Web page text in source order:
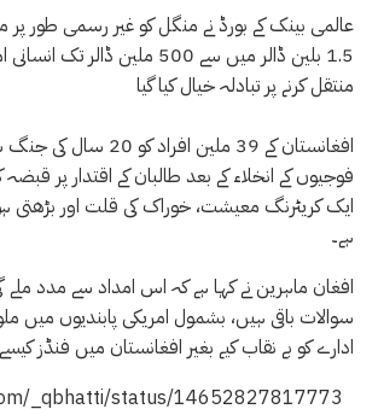
عالمی بینک کے بورڈ نے منگل کو غیر رسمی طور
1.5 بلین ڈالر میں سے 500 ملین
منتقل کرنے پر تبادلہ خیال کیا گیا
افغانستان کے 39 ملین
فوجیوں کے انخلاء کے بعد طالبان کے اقتدار پر قبضہ
ایک کریٹرنگ معیشت، خوراک کی قلت اور بڑھتی
ہے۔
افغان ماہرین نے کہا ہے کہ اس امداد سے مدد ملے
سوالات باقی ہیں، بشمول امریکی پابندیوں میں
ادارے کو بے نقاب کیے بغیر افغانستان میں فنڈز
_qbhatti/status/14652827817773